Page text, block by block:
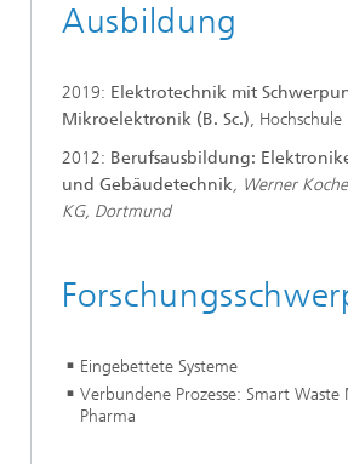
Ausbildung
2019: Elektrotechnik mit
Mikroelektronik (B. Sc.), Hochschule
2012: Berufsausbildung:
und Gebäudetechnik, Werner
KG, Dortmund
Eingebettete Systeme
Verbundene Prozesse: Smart
Pharma